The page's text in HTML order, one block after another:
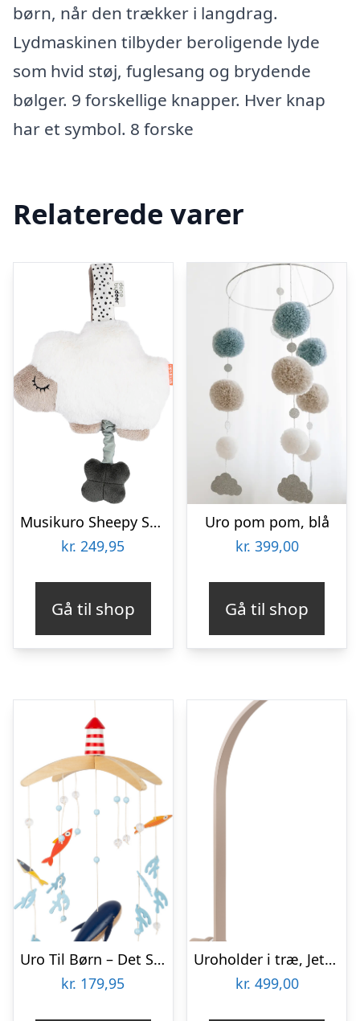
børn, når den trækker i langdrag.
Lydmaskinen tilbyder beroligende lyde
som hvid støj, fuglesang og brydende
bølger. 9 forskellige knapper. Hver knap
har et symbol. 8 forske
Relaterede varer
Musikuro Sheepy Sand
kr. 249,95
Gå til shop
Uro pom pom, blå
kr. 399,00
Gå til shop
Uro Til Børn – Det Store Ocean – Træ – Small Foot
kr. 179,95
Uroholder i træ, Jetty Beige
kr. 499,00